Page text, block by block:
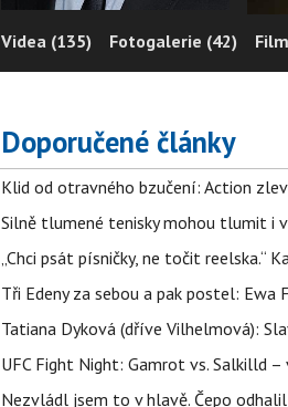
Videa (135) Fotogalerie (42)
Doporučené články
Klid od otravného bzučení: Action
Silně tlumené tenisky mohou tlumit i
„Chci psát písničky, ne točit reelska.“
Tři Edeny za sebou a pak postel:
Tatiana Dyková (dříve Vilhelmová):
UFC Fight Night: Gamrot vs. Salkilld
Nezvládl jsem to v hlavě. Čepo